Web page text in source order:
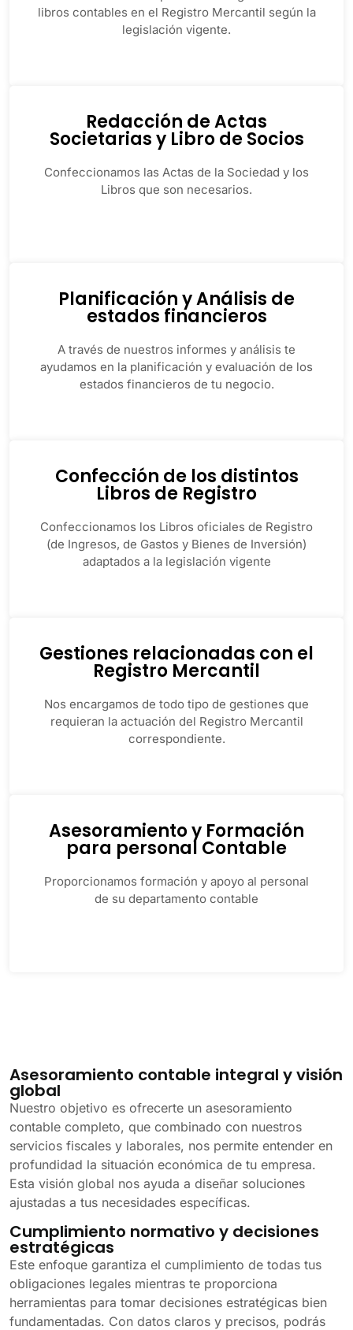
libros contables en el Registro Mercantil según la
legislación vigente.
Redacción de Actas
Societarias y Libro de Socios
Confeccionamos las Actas de la Sociedad y los
Libros que son necesarios.
Planificación y Análisis de
estados financieros
A través de nuestros informes y análisis te
ayudamos en la planificación y evaluación de los
estados financieros de tu negocio.
Confección de los distintos
Libros de Registro
Confeccionamos los Libros oficiales de Registro
(de Ingresos, de Gastos y Bienes de Inversión)
adaptados a la legislación vigente
Gestiones relacionadas con el
Registro Mercantil
Nos encargamos de todo tipo de gestiones que
requieran la actuación del Registro Mercantil
correspondiente.
Asesoramiento y Formación
para personal Contable
Proporcionamos formación y apoyo al personal
de su departamento contable
Asesoramiento contable integral y visión
global
Nuestro objetivo es ofrecerte un asesoramiento
contable completo, que combinado con nuestros
servicios fiscales y laborales, nos permite entender en
profundidad la situación económica de tu empresa.
Esta visión global nos ayuda a diseñar soluciones
ajustadas a tus necesidades específicas.
Cumplimiento normativo y decisiones
estratégicas
Este enfoque garantiza el cumplimiento de todas tus
obligaciones legales mientras te proporciona
herramientas para tomar decisiones estratégicas bien
fundamentadas. Con datos claros y precisos, podrás